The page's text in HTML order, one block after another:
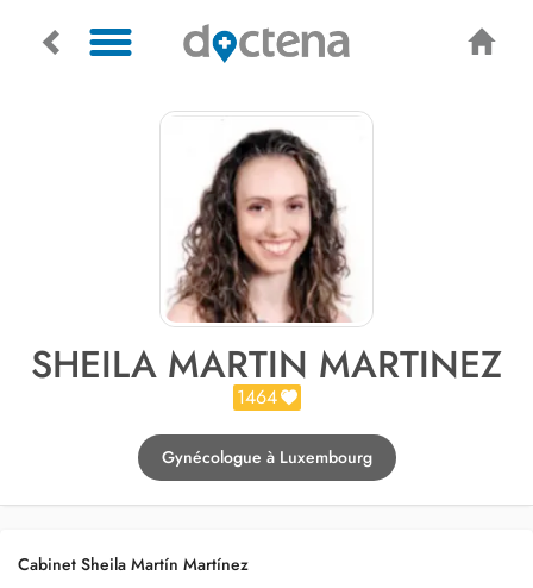
SHEILA MARTIN MARTINEZ
1464
Gynécologue à Luxembourg
Cabinet Sheila Martín Martínez